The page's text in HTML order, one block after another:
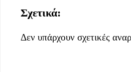
Σχετικά:
Δεν υπάρχουν σχετικές